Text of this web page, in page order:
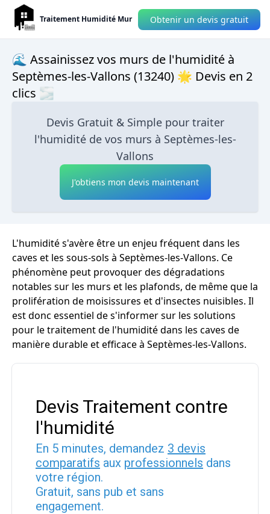
Traitement Humidité Mur Obtenir un devis gratuit
🌊 Assainissez vos murs de l'humidité à
Septèmes-les-Vallons (13240) 🌟 Devis en 2
clics 🌫
Devis Gratuit & Simple pour traiter
l'humidité de vos murs à Septèmes-les-
Vallons
J'obtiens mon devis maintenant
L'humidité s'avère être un enjeu fréquent dans les
caves et les sous-sols à Septèmes-les-Vallons. Ce
phénomène peut provoquer des dégradations
notables sur les murs et les plafonds, de même que la
prolifération de moisissures et d'insectes nuisibles. Il
est donc essentiel de s'informer sur les solutions
pour le traitement de l'humidité dans les caves de
manière durable et efficace à Septèmes-les-Vallons.
Devis Traitement contre
l'humidité
En 5 minutes, demandez 3 devis
comparatifs aux professionnels dans
votre région.
Gratuit, sans pub et sans
engagement.